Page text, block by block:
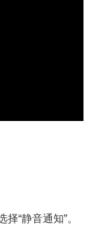
“静音通知”。